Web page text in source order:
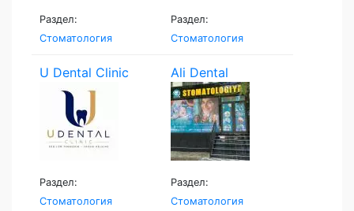
Раздел:
Стоматология
Раздел:
Стоматология
U Dental Clinic
Раздел:
Стоматология
Ali Dental
Раздел:
Стоматология